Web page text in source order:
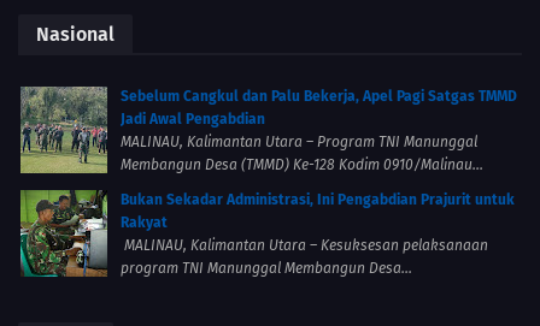
Nasional
Sebelum Cangkul dan Palu Bekerja, Apel Pagi Satgas TMMD
Jadi Awal Pengabdian
MALINAU, Kalimantan Utara – Program TNI Manunggal
Membangun Desa (TMMD) Ke-128 Kodim 0910/Malinau...
Bukan Sekadar Administrasi, Ini Pengabdian Prajurit untuk
Rakyat
MALINAU, Kalimantan Utara – Kesuksesan pelaksanaan
program TNI Manunggal Membangun Desa...